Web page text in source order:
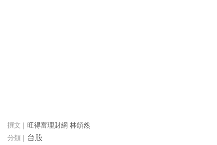
旺得富理財網 林頌然
台股